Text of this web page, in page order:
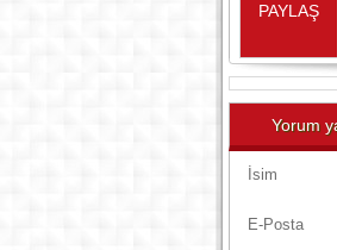
PAYLAŞ
Yorum
İsim
E-Posta